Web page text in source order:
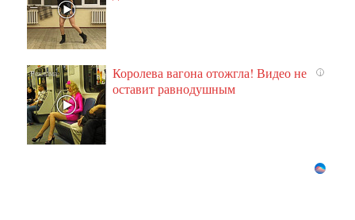
i
Королева вагона отожгла! Видео не
оставит равнодушным